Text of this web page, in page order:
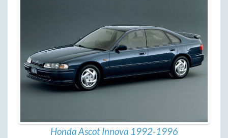
Honda Ascot Innova 1992-1996